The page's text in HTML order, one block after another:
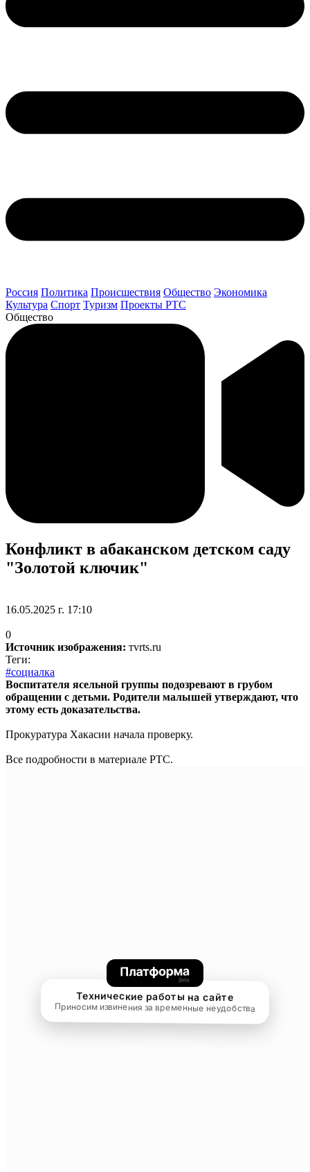
Россия Политика Происшествия Общество Экономика
Культура Спорт Туризм Проекты РТС
Общество
Конфликт в абаканском детском саду
"Золотой ключик"
16.05.2025 г. 17:10
0
Источник изображения: тvrts.ru
Теги:
#социалка
Воспитателя ясельной группы подозревают в грубом
обращении с детьми. Родители малышей утверждают, что
этому есть доказательства.
Прокуратура Хакасии начала проверку.
Все подробности в материале РТС.